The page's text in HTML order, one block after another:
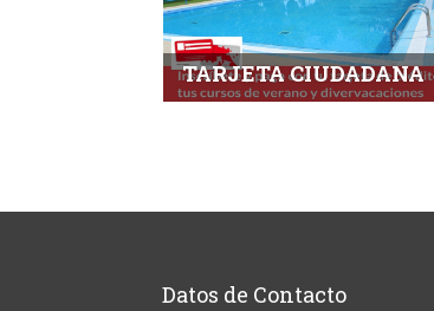
TARJETA CIUDADANA
Datos de Contacto